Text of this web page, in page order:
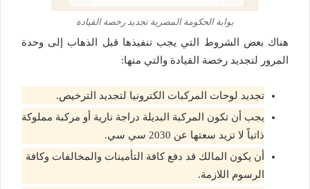
بوابة الحكومة المصرية تجديد رخصة القيادة
هناك بعض الشروط التي يجب تنفيذها قبل الذهاب إلى وحدة
المرور لتجديد رخصة القيادة والتي منها:
تجديد لوحات المركبات الكترونيا لتجديد الترخيص.
يجب أن تكون المركبة البديلة دراجة نارية أو مركبة مملوكة
ذاتياً لا تزيد سعتها عن 2030 سي سي.
أن يكون المالك قد دفع كافة التأمينات والمخالفات وكافة
الرسوم اللازمة.